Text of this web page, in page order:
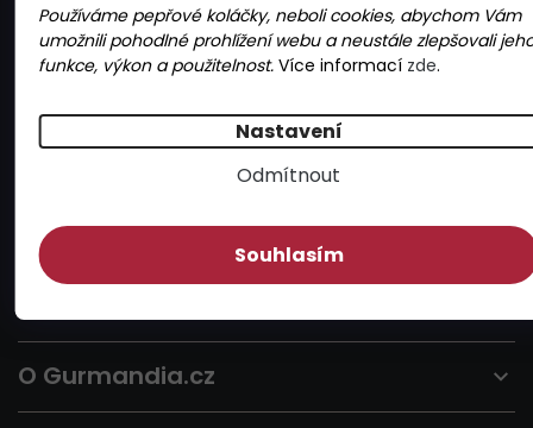
Používáme pepřové koláčky, neboli cookies, abychom Vám
umožnili pohodlné prohlížení webu a neustále zlepšovali
funkce, výkon a použitelnost. Více informací zde.
Nastavení
Odmítnout
Souhlasím
Potřebujete s něčím poradit?
+420 608 355 600
info@gurmandia.cz
O Gurmandia.cz